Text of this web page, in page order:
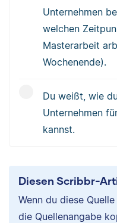
Unternehmen
welchen
Masterarbeit
Wochenende).
Du weißt, wie
Unternehmen
kannst.
Diesen Scribbr-
Wenn du diese
die Quellenangabe